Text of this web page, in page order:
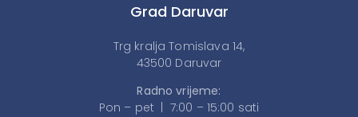
Grad Daruvar
Trg kralja Tomislava 14,
43500 Daruvar
Radno vrijeme:
Pon – pet | 7:00 – 15:00 sati